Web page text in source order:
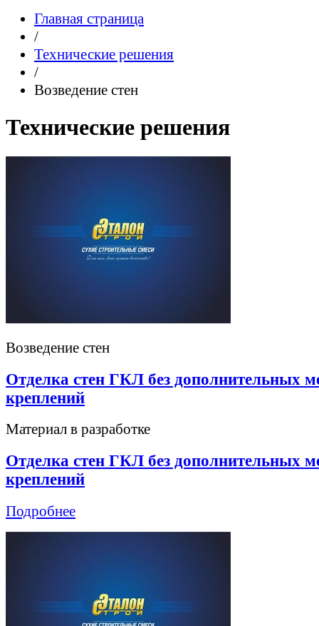
Главная страница
/
Технические решения
/
Возведение стен
Технические решения
Возведение стен
Отделка стен ГКЛ без дополнительных
креплений
Материал в разработке
Отделка стен ГКЛ без дополнительных
креплений
Подробнее